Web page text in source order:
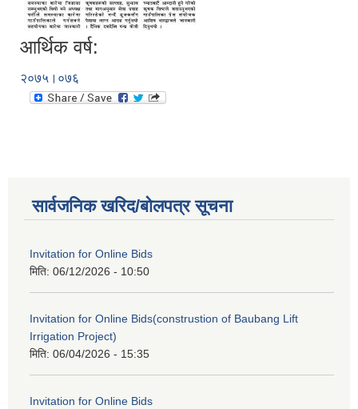
आर्थिक वर्ष:
२०७५।०७६
सार्वजनिक खरिद/बोलपत्र सूचना
Invitation for Online Bids
मिति: 06/12/2026 - 10:50
Invitation for Online Bids(construstion of Baubang Lift
Irrigation Project)
मिति: 06/04/2026 - 15:35
Invitation for Online Bids